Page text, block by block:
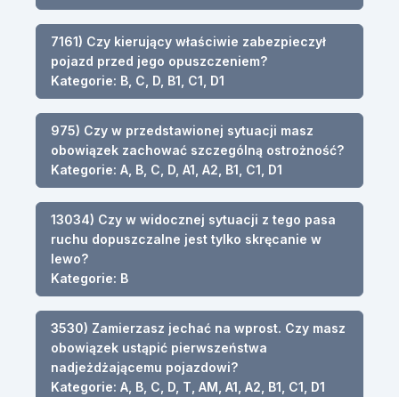
7161) Czy kierujący właściwie zabezpieczył
pojazd przed jego opuszczeniem?
Kategorie: B, C, D, B1, C1, D1
975) Czy w przedstawionej sytuacji masz
obowiązek zachować szczególną ostrożność?
Kategorie: A, B, C, D, A1, A2, B1, C1, D1
13034) Czy w widocznej sytuacji z tego pasa
ruchu dopuszczalne jest tylko skręcanie w
lewo?
Kategorie: B
3530) Zamierzasz jechać na wprost. Czy masz
obowiązek ustąpić pierwszeństwa
nadjeżdżającemu pojazdowi?
Kategorie: A, B, C, D, T, AM, A1, A2, B1, C1, D1